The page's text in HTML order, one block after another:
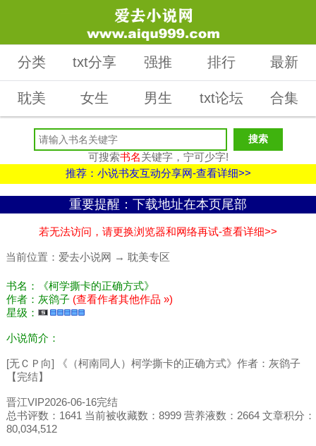
分类 txt分享 强推 排行 最新
耽美 女生 男生 txt论坛 合集
可搜索书名关键字，宁可少字!
推荐：小说书友互动分享网-查看详细>>
重要提醒：下载地址在本页尾部
若无法访问，请更换浏览器和网络再试-查看详细>>
当前位置： 爱去小说网 → 耽美专区
书名：《柯学撕卡的正确方式》
作者：灰鹆子 (查看作者其他作品 »)
星级：
小说简介：
[无ＣＰ向] 《（柯南同人）柯学撕卡的正确方式》作者：灰鹆子
【完结】
晋江VIP2026-06-16完结
总书评数：1641 当前被收藏数：8999 营养液数：2664 文章积分：
80,034,512